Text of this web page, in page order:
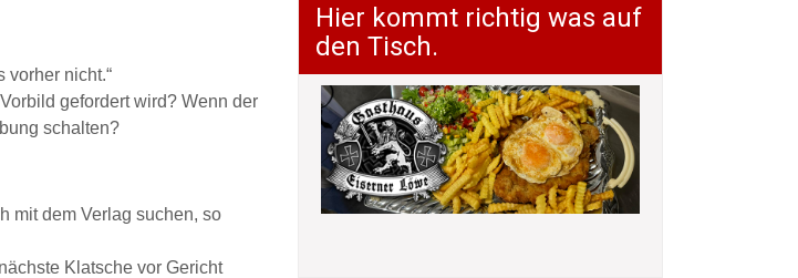
vorher nicht.“
gefordert wird? Wenn der
schalten?
mit dem Verlag suchen, so
Klatsche vor Gericht
Hier kommt richtig was auf
den Tisch.